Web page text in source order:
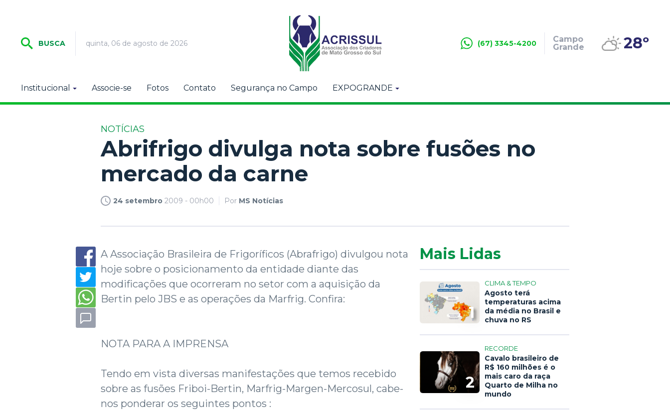
BUSCA quinta, 06 de agosto de 2026 (67) 3345-4200
Campo
Grande
28º
Institucional Associe-se Fotos Contato Segurança no Campo EXPOGRANDE
NOTÍCIAS
Abrifrigo divulga nota sobre fusões no
mercado da carne
24 setembro 2009 - 00h00 Por MS Notícias
A Associação Brasileira de Frigoríficos (Abrafrigo) divulgou nota
hoje sobre o posicionamento da entidade diante das
modificações que ocorreram no setor com a aquisição da
Bertin pelo JBS e as operações da Marfrig. Confira:
NOTA PARA A IMPRENSA
Tendo em vista diversas manifestações que temos recebido
sobre as fusões Friboi-Bertin, Marfrig-Margen-Mercosul, cabe-
nos ponderar os seguintes pontos :
Mais Lidas
1
CLIMA & TEMPO
Agosto terá
temperaturas acima
da média no Brasil e
chuva no RS
2
RECORDE
Cavalo brasileiro de
R$ 160 milhões é o
mais caro da raça
Quarto de Milha no
mundo